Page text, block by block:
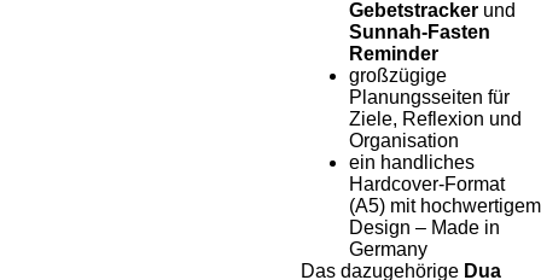
Gebetstracker und
Sunnah-Fasten
Reminder
großzügige
Planungsseiten für
Ziele, Reflexion und
Organisation
ein handliches
Hardcover-Format
(A5) mit hochwertigem
Design – Made in
Germany
Das dazugehörige Dua